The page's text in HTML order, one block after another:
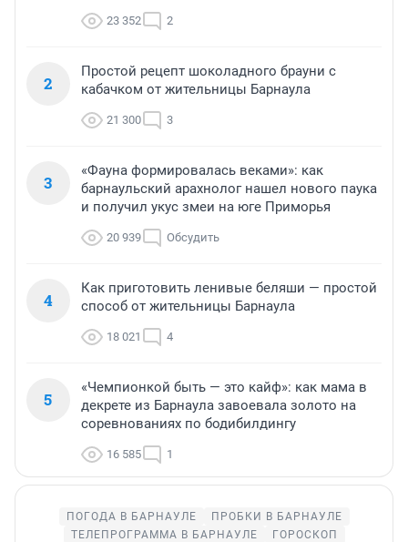
23 352 2
2
Простой рецепт шоколадного брауни с
кабачком от жительницы Барнаула
21 300 3
3
«Фауна формировалась веками»: как
барнаульский арахнолог нашел нового паука
и получил укус змеи на юге Приморья
20 939 Обсудить
4
Как приготовить ленивые беляши — простой
способ от жительницы Барнаула
18 021 4
5
«Чемпионкой быть — это кайф»: как мама в
декрете из Барнаула завоевала золото на
соревнованиях по бодибилдингу
16 585 1
ПОГОДА В БАРНАУЛЕ
ПРОБКИ В БАРНАУЛЕ
ТЕЛЕПРОГРАММА В БАРНАУЛЕ
ГОРОСКОП